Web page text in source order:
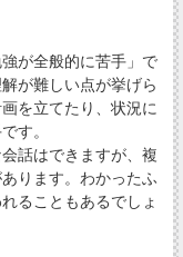
が全般的に苦手」で
が難しい点が挙げら
を立てたり、状況に
す。
話はできますが、複
ります。わかったふ
ることもあるでしょ